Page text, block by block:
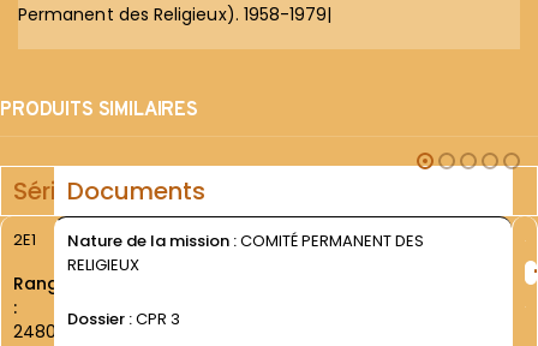
Permanent des Religieux). 1958-1979|
PRODUITS SIMILAIRES
SérieDocuments
2E1
Rang
:
2480
Nature de la mission :COMITÉ PERMANENT DES
RELIGIEUX
Dossier :CPR 3